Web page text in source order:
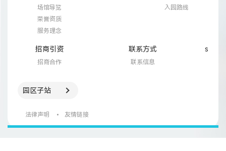
场馆导览
荣誉资质
服务理念
入园路线
招商引资
招商合作
联系方式
联系信息
s
园区子站
法律声明 友情链接